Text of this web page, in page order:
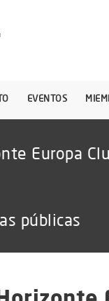
EVENTOS
Europa
públicas